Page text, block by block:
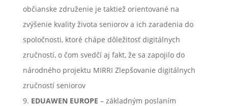
občianske združenie je taktiež orientované na
zvýšenie kvality života seniorov a ich zaradenia do
spoločnosti, ktoré chápe dôležitosť digitálnych
zručností, o čom svedčí aj fakt, že sa zapojilo do
národného projektu MIRRI Zlepšovanie digitálnych
zručností seniorov
EDUAWEN EUROPE – základným poslaním